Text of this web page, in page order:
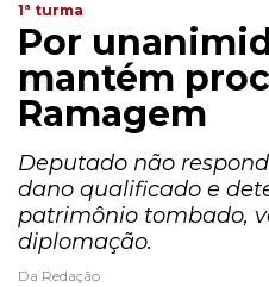
1ª turma
Por
mantém
Ramagem
Deputado não
dano qualificado e
patrimônio tombado,
diplomação.
Da Redação